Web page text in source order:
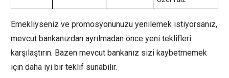
Emekliyseniz ve promosyonunuzu yenilemek istiyorsanız,
mevcut bankanızdan ayrılmadan önce yeni teklifleri
karşılaştırın. Bazen mevcut bankanız sizi kaybetmemek
için daha iyi bir teklif sunabilir.